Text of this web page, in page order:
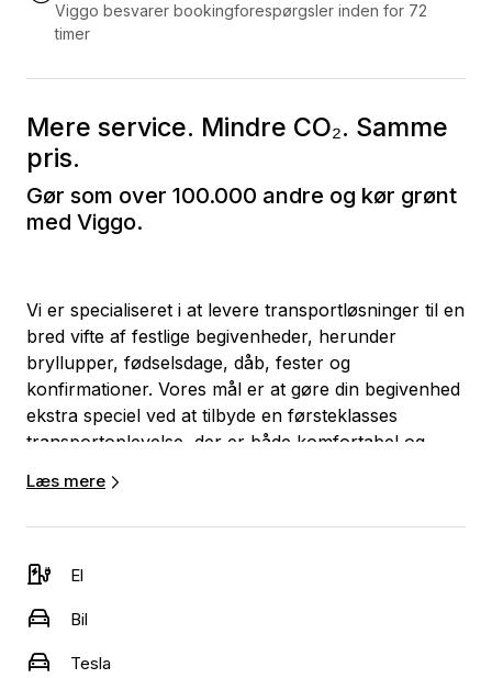
Viggo besvarer bookingforespørgsler inden for 72
timer
Mere service. Mindre CO₂. Samme
pris.
Gør som over 100.000 andre og kør grønt
med Viggo.
Vi er specialiseret i at levere transportløsninger til en
bred vifte af festlige begivenheder, herunder
bryllupper, fødselsdage, dåb, fester og
konfirmationer. Vores mål er at gøre din begivenhed
ekstra speciel ved at tilbyde en førsteklasses
transportoplevelse, der er både komfortabel og
Vores dedikerede team af erfarne chauffører er ikke
og imødekommende. Vi sætter en ære i at levere en
gæster føler jer trygge og godt taget imod under
hele transporten.
Læs mere
El
Bil
Tesla